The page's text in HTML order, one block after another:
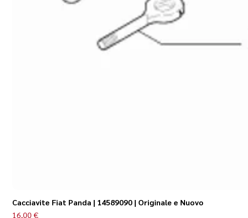
Cacciavite Fiat Panda | 14589090 | Originale e Nuovo
Prezzo
16,00 €